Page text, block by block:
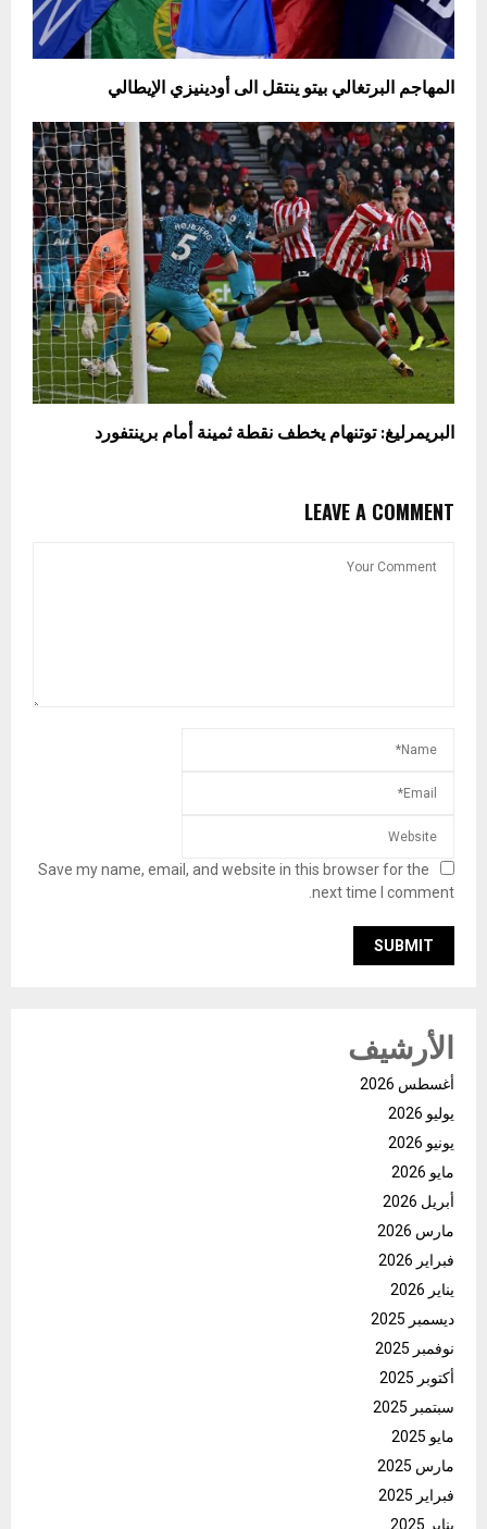
المهاجم البرتغالي ​بيتو​ ينتقل الى أودينيزي الإيطالي
البريمرليغ: توتنهام يخطف نقطة ثمينة أمام برينتفورد
LEAVE A COMMENT
Save my name, email, and website in this browser for the
next time I comment.
الأرشيف
أغسطس 2026
يوليو 2026
يونيو 2026
مايو 2026
أبريل 2026
مارس 2026
فبراير 2026
يناير 2026
ديسمبر 2025
نوفمبر 2025
أكتوبر 2025
سبتمبر 2025
مايو 2025
مارس 2025
فبراير 2025
يناير 2025